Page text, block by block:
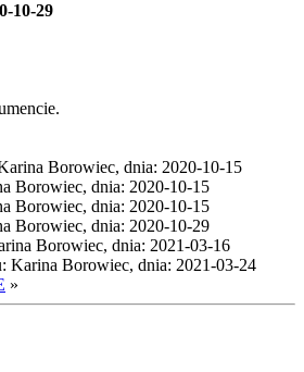
10-29
Borowiec, dnia: 2020-10-15
Borowiec, dnia: 2020-10-15
Borowiec, dnia: 2020-10-15
Borowiec, dnia: 2020-10-29
Borowiec, dnia: 2021-03-16
Karina Borowiec, dnia: 2021-03-24
»